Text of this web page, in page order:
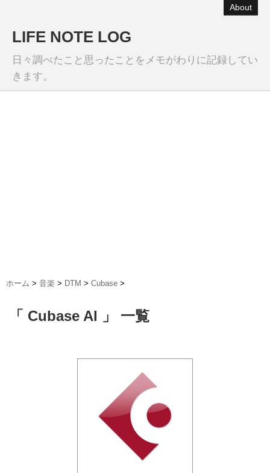
About
LIFE NOTE LOG
日々調べたこと思ったことをメモがわりに記録してい
きます。
ホーム > 音楽 > DTM > Cubase >
「 Cubase AI 」 一覧